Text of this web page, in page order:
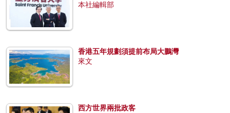
本社編輯部
香港五年規劃須提前布局大鵬灣
來文
西方世界兩批政客